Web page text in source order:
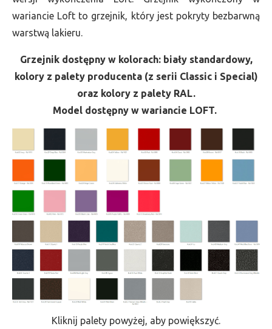
wariancie Loft to grzejnik, który jest pokryty bezbarwną
warstwą lakieru.
Grzejnik dostępny w kolorach: biały standardowy,
kolory z palety producenta (z serii Classic i Special)
oraz kolory z palety RAL.
Model dostępny w wariancie LOFT.
Kliknij palety powyżej, aby powiększyć.